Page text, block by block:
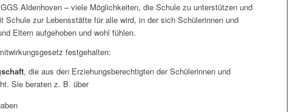
Aldenhoven – viele Möglichkeiten, die Schule zu unterstützen und
Schule zur Lebensstätte für alle wird, in der sich Schülerinnen und
Eltern aufgehoben und wohl fühlen.
festgehalten:
, die aus den Erziehungsberechtigten der Schülerinnen und
Sie beraten z. B. über